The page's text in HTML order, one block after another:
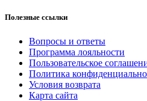
Полезные ссылки
Вопросы и ответы
Программа лояльности
Пользовательское
Политика
Условия возврата
Карта сайта